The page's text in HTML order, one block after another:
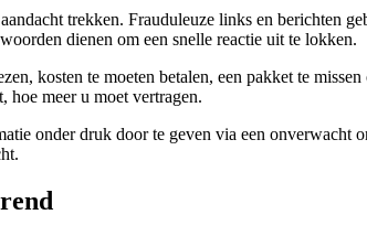
trekken. Frauduleuze links en berichten
dienen om een snelle reactie uit te lokken.
kosten te moeten betalen, een pakket te
meer u moet vertragen.
onder druk door te geven via een